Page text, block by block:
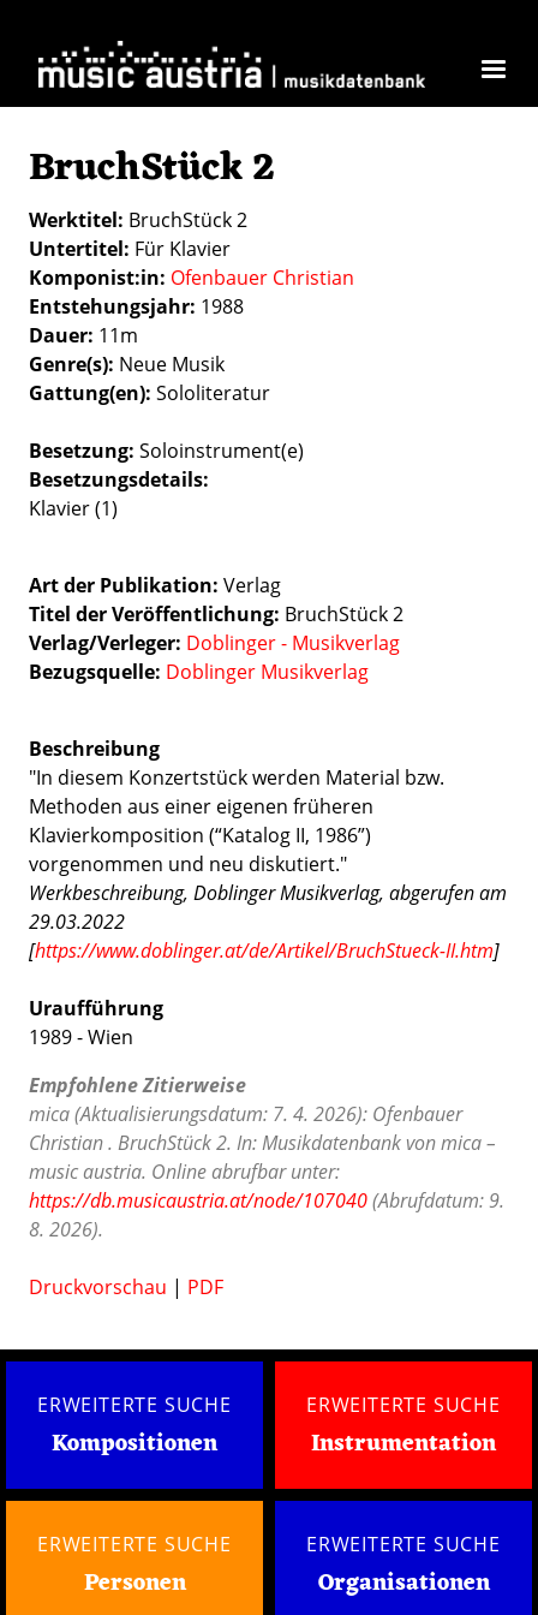
BruchStück 2
Werktitel BruchStück 2
Untertitel Für Klavier
Komponist:in Ofenbauer Christian
Entstehungsjahr 1988
Dauer 11m
Genre(s) Neue Musik
Gattung(en) Sololiteratur
Besetzung Soloinstrument(e)
Besetzungsdetails
Klavier (1)
Art der Publikation Verlag
Titel der Veröffentlichung BruchStück 2
Verlag/Verleger Doblinger - Musikverlag
Bezugsquelle: Doblinger Musikverlag
Beschreibung
"In diesem Konzertstück werden Material bzw.
Methoden aus einer eigenen früheren
Klavierkomposition (“Katalog II, 1986”)
vorgenommen und neu diskutiert."
Werkbeschreibung, Doblinger Musikverlag, abgerufen am
29.03.2022
[https://www.doblinger.at/de/Artikel/BruchStueck-II.htm]
Uraufführung
1989 - Wien
Empfohlene Zitierweise
mica (Aktualisierungsdatum: 7. 4. 2026): Ofenbauer
Christian . BruchStück 2. In: Musikdatenbank von mica –
music austria. Online abrufbar unter:
https://db.musicaustria.at/node/107040(Abrufdatum: 9.
8. 2026).
Druckvorschau | PDF
ERWEITERTE SUCHE
Kompositionen
ERWEITERTE SUCHE
Instrumentation
ERWEITERTE SUCHE
Personen
ERWEITERTE SUCHE
Organisationen